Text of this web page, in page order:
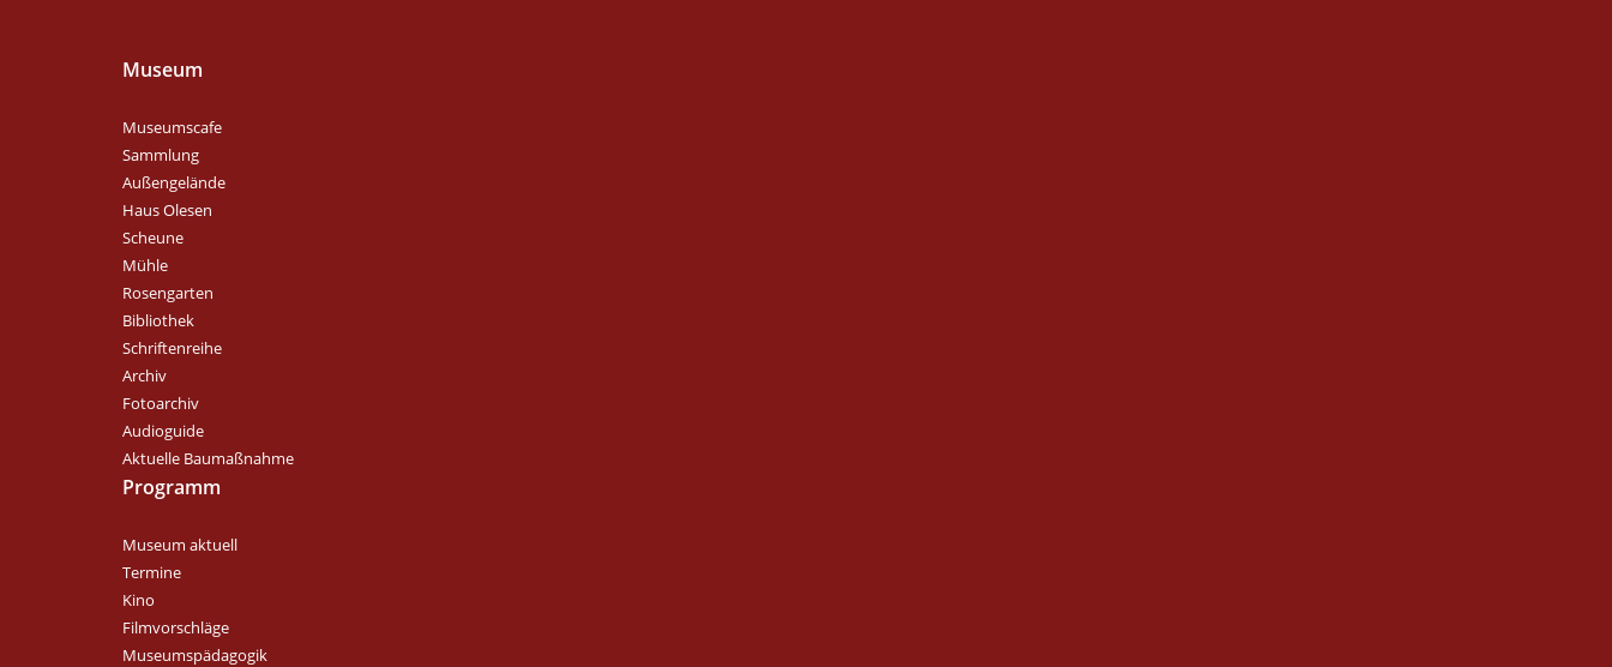
Museum
Museumscafe
Sammlung
Außengelände
Haus Olesen
Scheune
Mühle
Rosengarten
Bibliothek
Schriftenreihe
Archiv
Fotoarchiv
Audioguide
Aktuelle Baumaßnahme
Programm
Museum aktuell
Termine
Kino
Filmvorschläge
Museumspädagogik